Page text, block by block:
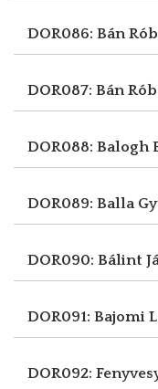
DOR086: Bán
DOR087: Bán
DOR088: Balogh
DOR089: Balla
DOR090: Bálint
DOR091: Bajomi
DOR092: